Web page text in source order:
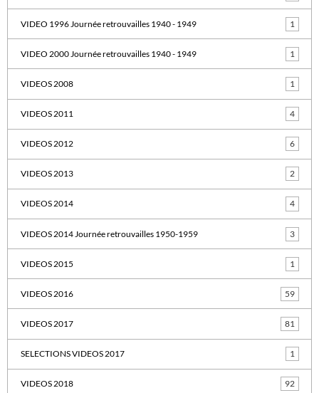
VIDEO 1996 Journée retrouvailles 1940 - 1949 1
VIDEO 2000 Journée retrouvailles 1940 - 1949 1
VIDEOS 2008 1
VIDEOS 2011 4
VIDEOS 2012 6
VIDEOS 2013 2
VIDEOS 2014 4
VIDEOS 2014 Journée retrouvailles 1950-1959 3
VIDEOS 2015 1
VIDEOS 2016 59
VIDEOS 2017 81
SELECTIONS VIDEOS 2017 1
VIDEOS 2018 92